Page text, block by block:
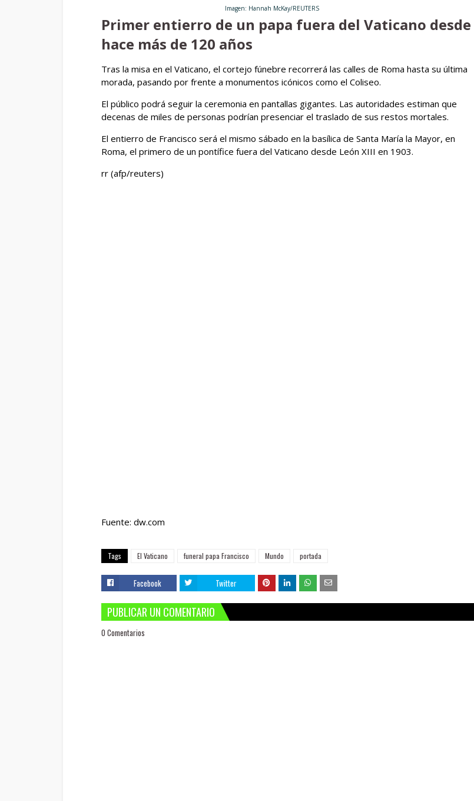
Imagen: Hannah McKay/REUTERS
Primer entierro de un papa fuera del Vaticano desde
hace más de 120 años
Tras la misa en el Vaticano, el cortejo fúnebre recorrerá las calles de Roma hasta su última
morada, pasando por frente a monumentos icónicos como el Coliseo.
El público podrá seguir la ceremonia en pantallas gigantes. Las autoridades estiman que
decenas de miles de personas podrían presenciar el traslado de sus restos mortales.
El entierro de Francisco será el mismo sábado en la basílica de Santa María la Mayor, en
Roma, el primero de un pontífice fuera del Vaticano desde León XIII en 1903.
rr (afp/reuters)
Fuente: dw.com
Tags El Vaticano funeral papa Francisco Mundo portada
Facebook Twitter
PUBLICAR UN COMENTARIO
0 Comentarios